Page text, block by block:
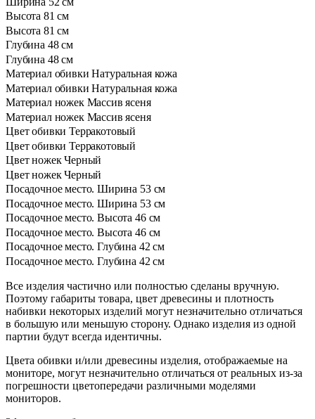
Высота 81 см
Высота 81 см
Глубина 48 см
Глубина 48 см
Материал обивки Натуральная кожа
Материал обивки Натуральная кожа
Материал ножек Массив ясеня
Материал ножек Массив ясеня
Цвет обивки Терракотовый
Цвет обивки Терракотовый
Цвет ножек Черный
Цвет ножек Черный
Посадочное место. Ширина 53 см
Посадочное место. Ширина 53 см
Посадочное место. Высота 46 см
Посадочное место. Высота 46 см
Посадочное место. Глубина 42 см
Посадочное место. Глубина 42 см
Все изделия частично или полностью сделаны вручную.
Поэтому габариты товара, цвет древесины и плотность
набивки некоторых изделий могут незначительно отличаться
в большую или меньшую сторону. Однако изделия из одной
партии будут всегда идентичны.
Цвета обивки и/или древесины изделия, отображаемые на
мониторе, могут незначительно отличаться от реальных из-за
погрешности цветопередачи различными моделями
мониторов.